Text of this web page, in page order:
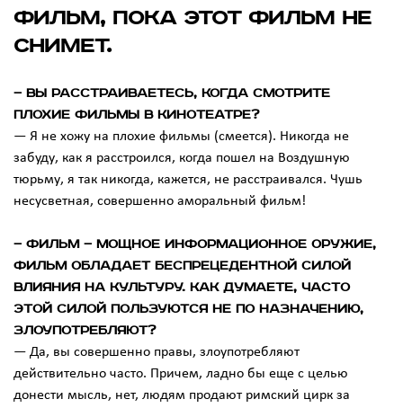
ФИЛЬМ, ПОКА ЭТОТ ФИЛЬМ НЕ
СНИМЕТ.
— Вы расстраиваетесь, когда смотрите
плохие фильмы в кинотеатре?
— Я не хожу на плохие фильмы (смеется). Никогда не
забуду, как я расстроился, когда пошел на Воздушную
тюрьму, я так никогда, кажется, не расстраивался. Чушь
несусветная, совершенно аморальный фильм!
— Фильм — мощное информационное оружие,
фильм обладает беспрецедентной силой
влияния на культуру. Как думаете, часто
этой силой пользуются не по назначению,
злоупотребляют?
— Да, вы совершенно правы, злоупотребляют
действительно часто. Причем, ладно бы еще с целью
донести мысль, нет, людям продают римский цирк за